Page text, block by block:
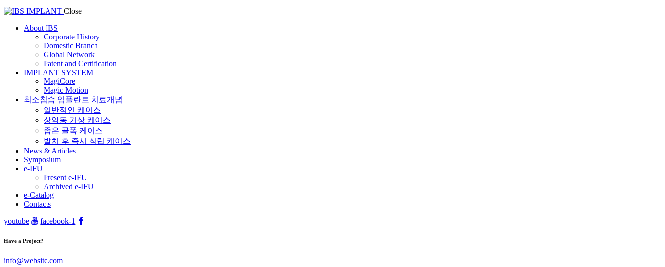
Close
About IBS
Corporate History
Domestic Branch
Global Network
Patent and Certification
IMPLANT SYSTEM
MagiCore
Magic Motion
최소침습 임플란트 치료개념
일반적인 케이스
상악동 거상 케이스
좁은 골폭 케이스
발치 후 즉시 식립 케이스
News & Articles
Symposium
e-IFU
Present e-IFU
Archived e-IFU
e-Catalog
Contacts
youtube
facebook-1
Have a Project?
info@website.com